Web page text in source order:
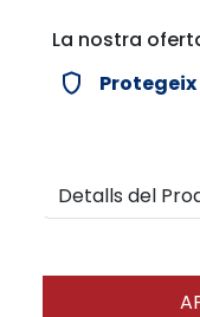
La nostra
verified_user
Detalls del